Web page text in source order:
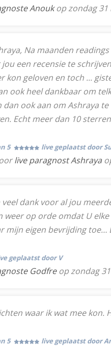
Anoukop zondag 31
Na maanden
een recensie te
kon geloven en toch ...
ook heel dankbaar om
dan ook aan om Ashraya
Echt meer dan 10
5 live geplaatst door
live paragnost Ashraya
dank voor al jou
weer op orde omdat U
mijn eigen bevrijding toe…
geplaatst door V
Godfreop zondag
waar ik wat mee kon.
5 live geplaatst door